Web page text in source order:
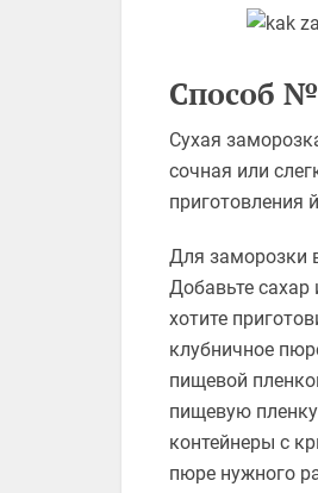
Способ
Сухая
сочная или
приготовления
Для заморозки
Добавьте сахар
хотите
клубничное
пищевой
пищевую
контейнеры с
пюре нужного